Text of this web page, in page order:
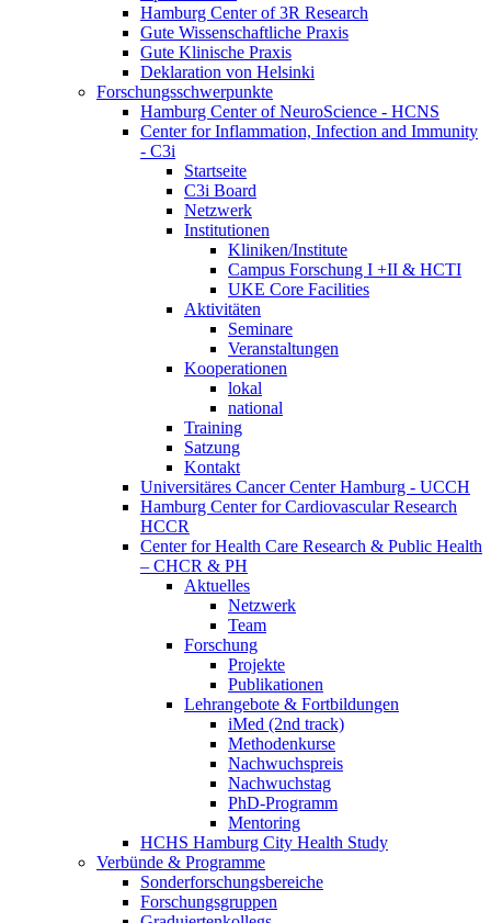
Hamburg Center of 3R Research
Gute Wissenschaftliche Praxis
Gute Klinische Praxis
Deklaration von Helsinki
Forschungsschwerpunkte
Hamburg Center of NeuroScience - HCNS
Center for Inflammation, Infection and Immunity
- C3i
Startseite
C3i Board
Netzwerk
Institutionen
Kliniken/Institute
Campus Forschung I +II & HCTI
UKE Core Facilities
Aktivitäten
Seminare
Veranstaltungen
Kooperationen
lokal
national
Training
Satzung
Kontakt
Universitäres Cancer Center Hamburg - UCCH
Hamburg Center for Cardiovascular Research
HCCR
Center for Health Care Research & Public Health
– CHCR & PH
Aktuelles
Netzwerk
Team
Forschung
Projekte
Publikationen
Lehrangebote & Fortbildungen
iMed (2nd track)
Methodenkurse
Nachwuchspreis
Nachwuchstag
PhD-Programm
Mentoring
HCHS Hamburg City Health Study
Verbünde & Programme
Sonderforschungsbereiche
Forschungsgruppen